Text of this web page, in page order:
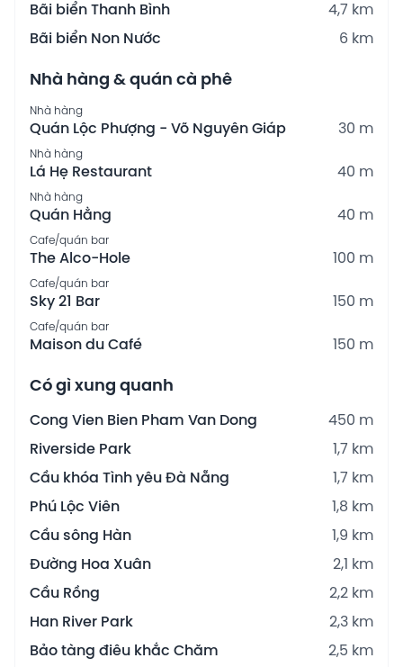
Bãi biển Thanh Bình
4,7 km
Bãi biển Non Nước
6 km
Nhà hàng & quán cà phê
Nhà hàng
Quán Lộc Phượng - Võ Nguyên Giáp 30 m
Nhà hàng
Lá Hẹ Restaurant 40 m
Nhà hàng
Quán Hằng 40 m
Cafe/quán bar
The Alco-Hole 100 m
Cafe/quán bar
Sky 21 Bar 150 m
Cafe/quán bar
Maison du Café 150 m
Có gì xung quanh
Cong Vien Bien Pham Van Dong
450 m
Riverside Park
1,7 km
Cầu khóa Tình yêu Đà Nẵng
1,7 km
Phú Lộc Viên
1,8 km
Cầu sông Hàn
1,9 km
Đường Hoa Xuân
2,1 km
Cầu Rồng
2,2 km
Han River Park
2,3 km
Bảo tàng điêu khắc Chăm
2,5 km